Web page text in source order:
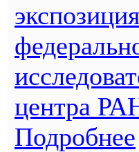
центра
Подробнее